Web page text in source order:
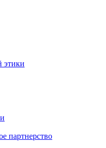
этики
партнерство